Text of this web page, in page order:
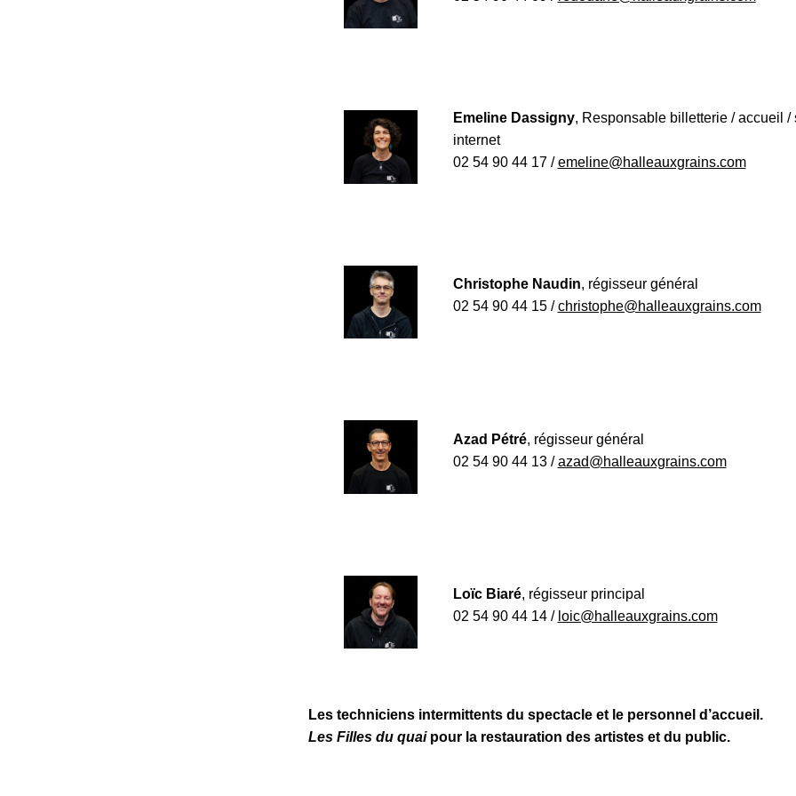
Emeline Dassigny, Responsable billetterie / accueil /
internet
02 54 90 44 17 /emeline@halleauxgrains.com
Christophe Naudin, régisseur général
02 54 90 44 15 /christophe@halleauxgrains.com
Azad Pétré, régisseur général
02 54 90 44 13 /azad@halleauxgrains.com
Loïc Biaré, régisseur principal
02 54 90 44 14 / loic@halleauxgrains.com
Les techniciens intermittents du spectacle et le personnel d’accueil.
Les Filles du quaipour la restauration des artistes et du public.